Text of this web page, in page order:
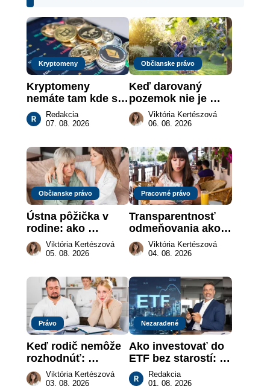
Kryptomeny
Kryptomeny
nemáte tam kde si
myslíte: Viete, kde
sa naozaj
Redakcia
07. 08. 2026
Občianske právo
Keď darovaný
pozemok nie je
„hotová vec“: kedy
môže darca žiadať
Viktória Kertészová
06. 08. 2026
Občianske právo
Ústna pôžička v
rodine: ako
vymôcť peniaze,
keď na papieri nie
Viktória Kertészová
05. 08. 2026
Pracovné právo
Transparentnosť
odmeňovania ako
právna povinnosť:
revolúcia na
práce
Viktória Kertészová
04. 08. 2026
Právo
Keď rodič nemôže
rozhodnúť:
nahradenie prejavu
vôle súdom v
Viktória Kertészová
03. 08. 2026
Nezaradené
Ako investovať do
ETF bez starostí:
Investičné plány,
ktoré urobia prácu
Redakcia
01. 08. 2026